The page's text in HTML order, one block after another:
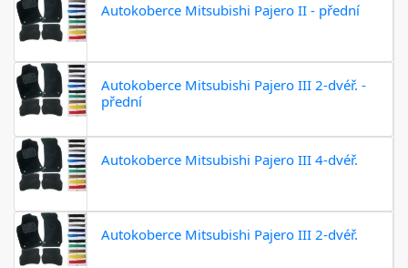
Autokoberce Mitsubishi Pajero II - přední
Autokoberce Mitsubishi Pajero III 2-dvéř. -
přední
Autokoberce Mitsubishi Pajero III 4-dvéř.
Autokoberce Mitsubishi Pajero III 2-dvéř.